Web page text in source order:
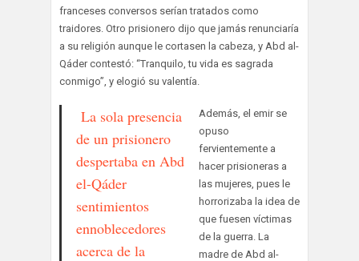
franceses conversos serían tratados como
traidores. Otro prisionero dijo que jamás renunciaría
a su religión aunque le cortasen la cabeza, y Abd al-
Qáder contestó: “Tranquilo, tu vida es sagrada
conmigo”, y elogió su valentía.
La sola presencia
de un prisionero
despertaba en Abd
el-Qáder
sentimientos
ennoblecedores
acerca de la
Además, el emir se
opuso
fervientemente a
hacer prisioneras a
las mujeres, pues le
horrorizaba la idea de
que fuesen víctimas
de la guerra. La
madre de Abd al-